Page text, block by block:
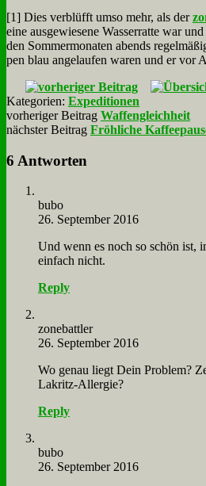
[1] Dies ver­blüfft um­so mehr, als der
ei­ne aus­ge­wie­se­ne Was­ser­rat­te war
den Som­mer­mo­na­ten abends
pen blau an­ge­lau­fen wa­ren und er vor
Kategorien: Expeditionen
vorheriger Beitrag Waffengleichheit
nächster Beitrag Fröhliche
6 Antworten
bu­bo
26. September 2016
Und wenn es noch so schön ist,
ein­fach nicht.
Reply
zone­batt­ler
26. September 2016
Wo ge­nau liegt Dein Pro­blem?
La­kritz-All­er­gie?
Reply
bu­bo
26. September 2016